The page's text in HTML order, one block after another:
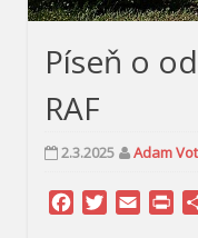
Píseň o
RAF
2.3.2025 Adam
Facebook
Twitter
Email